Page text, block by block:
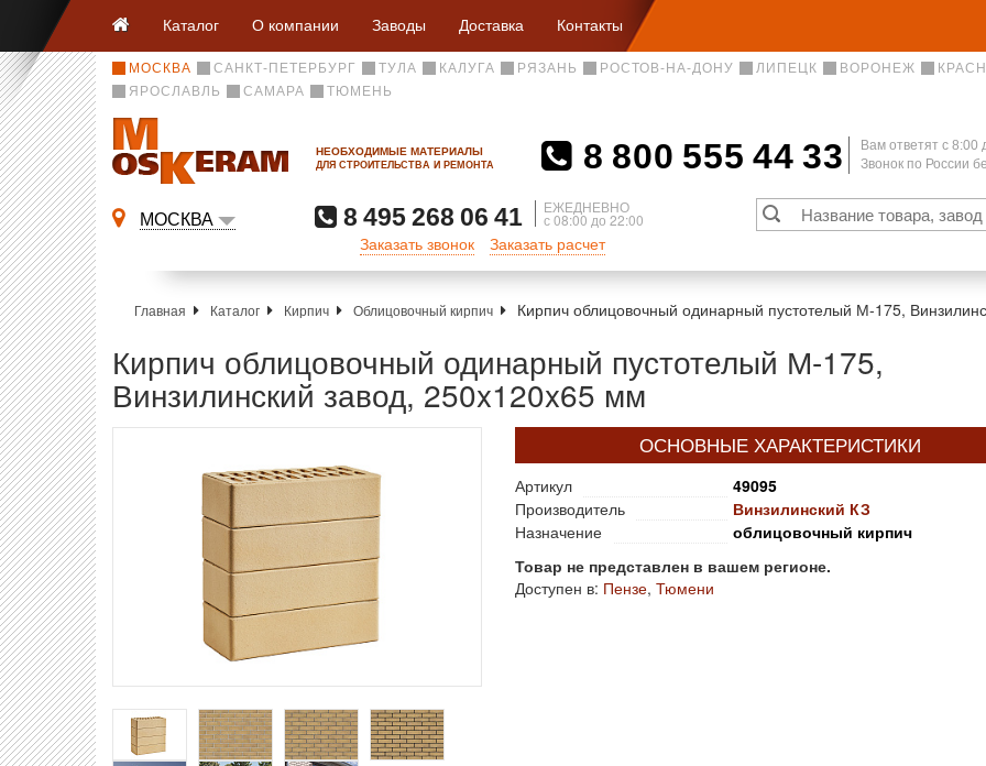
Каталог О компании Заводы Доставка Контакты
МОСКВА САНКТ-ПЕТЕРБУРГ ТУЛА КАЛУГА РЯЗАНЬ РОСТОВ-НА-ДОНУ ЛИПЕЦК ВОРОНЕЖ
ЯРОСЛАВЛЬ
САМАРА ТЮМЕНЬ
НЕОБХОДИМЫЕ МАТЕРИАЛЫ
ДЛЯ СТРОИТЕЛЬСТВА И РЕМОНТА 8 800 555 44 33
Вам ответят c 8:00
Звонок по России
МОСКВА 8 495 268 06 41 ЕЖЕДНЕВНО
с 08:00 до 22:00
Заказать звонок Заказать расчет
Главная Каталог Кирпич Облицовочный кирпич Кирпич облицовочный одинарный пустотелый М-175,
Кирпич облицовочный одинарный пустотелый М-175,
Винзилинский завод, 250x120x65 мм
ОСНОВНЫЕ ХАРАКТЕРИСТИКИ
Артикул
49095
Производитель
Винзилинский КЗ
Назначение
облицовочный кирпич
Товар не представлен в вашем регионе.
Доступен в: Пензе, Тюмени